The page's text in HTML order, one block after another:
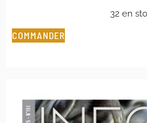
32 en
COMMANDER